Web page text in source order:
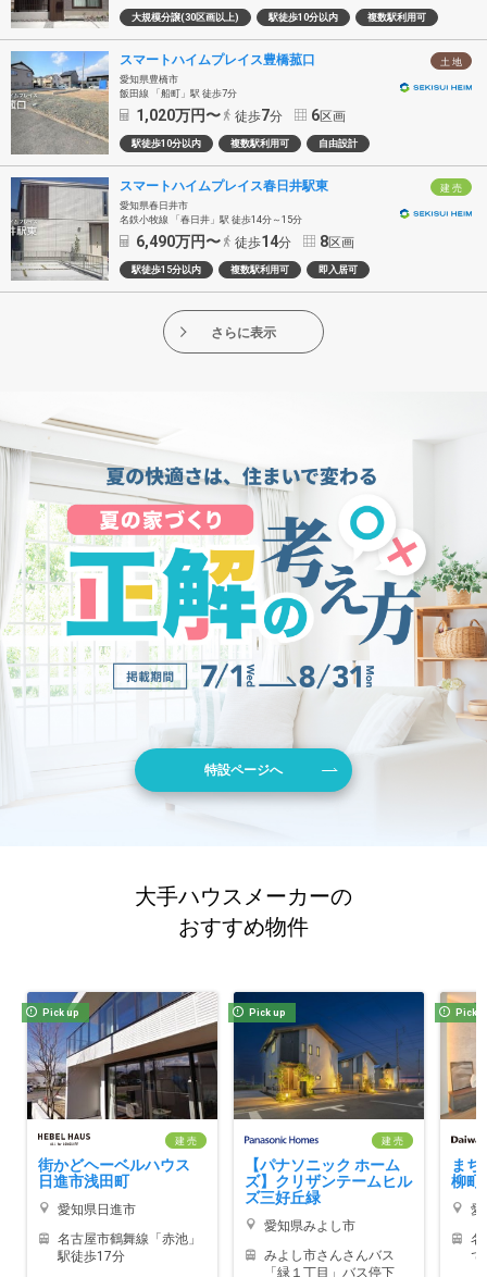
大規模分譲(30区画以上) 駅徒歩10分以内 複数駅利用可
土 地
スマートハイムプレイス豊橋菰口
愛知県豊橋市
飯田線 「船町」駅 徒歩7分
1,020万円〜 徒歩7分 6区画
駅徒歩10分以内 複数駅利用可 自由設計
建 売
スマートハイムプレイス春日井駅東
愛知県春日井市
名鉄小牧線 「春日井」駅 徒歩14分～15分
6,490万円〜 徒歩14分 8区画
駅徒歩15分以内 複数駅利用可 即入居可
さらに表示
特設ページへ
大手ハウスメーカーの
おすすめ物件
Pick up
建 売
街かどヘーベルハウス
日進市浅田町
愛知県日進市
名古屋市鶴舞線「赤池」
駅徒歩17分
Pick up
建 売
【パナソニック ホーム
ズ】クリザンテームヒル
ズ三好丘緑
愛知県みよし市
みよし市さんさんバス
「緑１丁目」バス停下
Pick
ま
柳町
愛
名
で